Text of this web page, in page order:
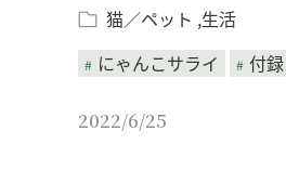
猫／ペット 生活
にゃんこサライ
付録
2022/6/25